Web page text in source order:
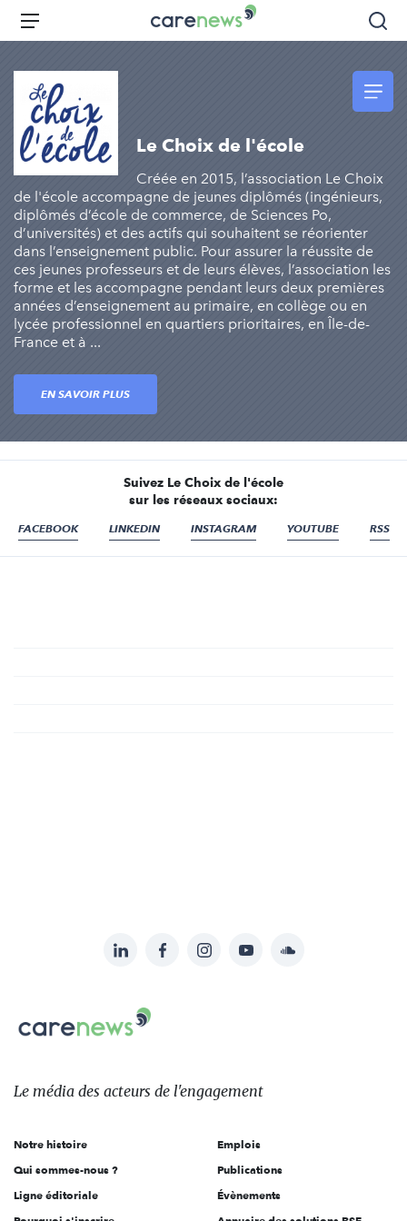
Aller
principal
Carenews,
Le
l'engagement
Menu
Le Choix de l'école
Créée en 2015, l’association Le Choix
de l'école accompagne de jeunes diplômés (ingénieurs,
diplômés d’école de commerce, de Sciences Po,
d’universités) et des actifs qui souhaitent se réorienter
dans l’enseignement public. Pour assurer la réussite de
ces jeunes professeurs et de leurs élèves, l’association les
forme et les accompagne pendant leurs deux premières
années d’enseignement au primaire, en collège ou en
lycée professionnel en quartiers prioritaires, en Île-de-
France et à ...
EN SAVOIR PLUS
Suivez Le Choix de l'école
sur les réseaux sociaux:
FACEBOOK LINKEDIN INSTAGRAM YOUTUBE RSS
sur:
LinkedInFacebookInstagramYouTubeSoundcloud
Carenews,
Le
des
l'engagement
Le média des acteurs de l'engagement
Notre histoire
Qui sommes-nous ?
Ligne éditoriale
Emplois
Publications
Évènements